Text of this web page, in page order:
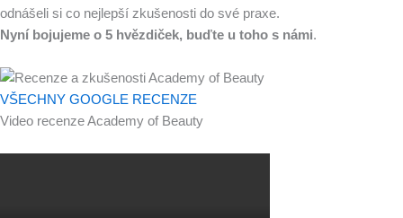
odnášeli si co nejlepší zkušenosti do své praxe.
Nyní bojujeme o 5 hvězdiček, buďte u toho s námi.
VŠECHNY GOOGLE RECENZE
Video recenze Academy of Beauty